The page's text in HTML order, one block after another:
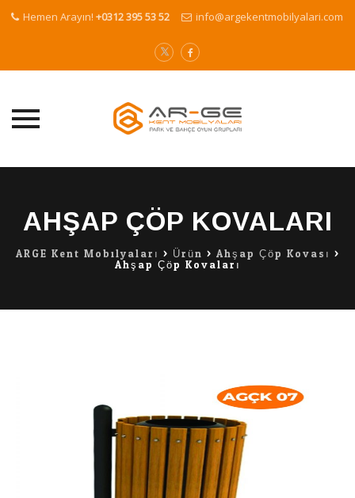
Hemen Arayın! +0312 395 53 52 info@argekentmobilyalari.com
contentAHŞAP ÇÖP KOVALARI
ARGE Kent Mobilyaları > Ürün > Ahşap Çöp Kovası >
Ahşap Çöp Kovaları